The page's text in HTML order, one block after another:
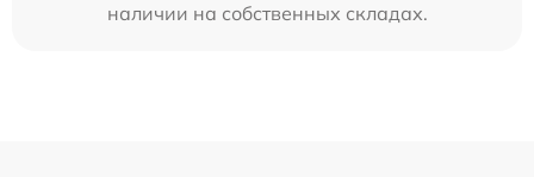
наличии на собственных складах.